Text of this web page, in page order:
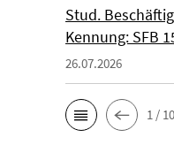
Stud.
Kennung: SFB
26.07.2026
1 / 10